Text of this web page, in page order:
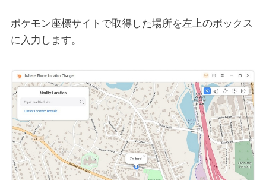
ポケモン座標サイトで取得した場所を左上のボックス
に入力します。